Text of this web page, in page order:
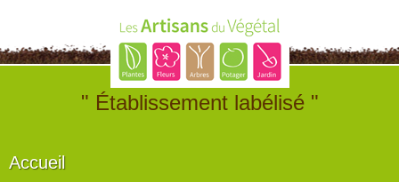
" Établissement labélisé "
Accueil